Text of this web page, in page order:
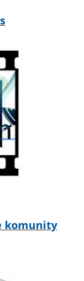
komunity